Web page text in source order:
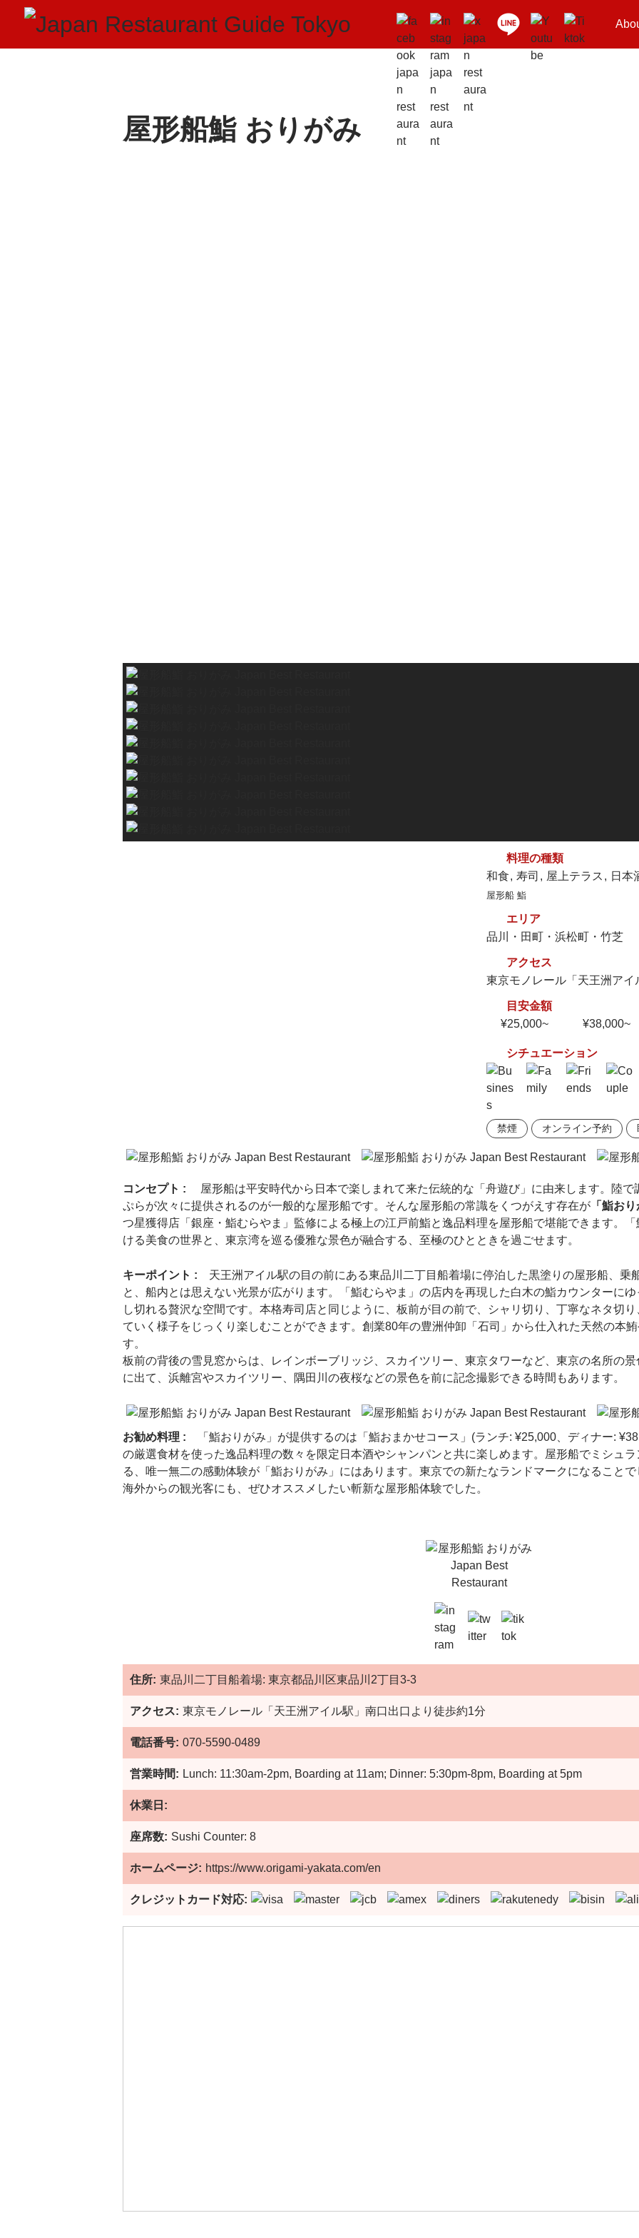
屋形船鮨 おりがみ
料理の種類
和食
寿司 屋上テラス 日本
屋形船 鮨
エリア
品川・田町・浜松町・竹芝
アクセス
東京モノレール「天王洲ア
目安金額
¥25,000~
¥38,000~
シチュエーション
禁煙 オンライン予約
コンセプト :
屋形船は平安時代から日本で楽しまれて来た伝統的な「舟遊び」に由来します。陸
ぷらが次々に提供されるのが一般的な屋形船です。そんな屋形船の常識をくつがえす存在が 「鮨お
つ星獲得店「銀座・鮨むらやま」監修による極上の江戸前鮨と逸品料理を屋形船で堪能できます。
ける美食の世界と、東京湾を巡る優雅な景色が融合する、至極のひとときを過ごせます。
キーポイント :
天王洲アイル駅の目の前にある東品川二丁目船着場に停泊した黒塗りの屋形船、乗
と、船内とは思えない光景が広がります。「鮨むらやま」の店内を再現した白木の鮨カウンターに
し切れる贅沢な空間です。本格寿司店と同じように、板前が目の前で、シャリ切り、丁寧なネタ切
ていく様子をじっくり楽しむことができます。創業80年の豊洲仲卸「石司」から仕入れた天然の本
す。
板前の背後の雪見窓からは、レインボーブリッジ、スカイツリー、東京タワーなど、東京の名所の
に出て、浜離宮やスカイツリー、隅田川の夜桜などの景色を前に記念撮影できる時間もあります。
お勧め料理 :
「鮨おりがみ」が提供するのは「鮨おまかせコース」(ランチ: ¥25,000、ディナー:
の厳選食材を使った逸品料理の数々を限定日本酒やシャンパンと共に楽しめます。屋形船でミシュ
る、唯一無二の感動体験が「鮨おりがみ」にはあります。東京での新たなランドマークになること
海外からの観光客にも、ぜひオススメしたい斬新な屋形船体験でした。
住所: 東品川二丁目船着場: 東京都品川区東品川2丁目3-3
アクセス: 東京モノレール「天王洲アイル駅」南口出口より徒歩約1分
電話番号: 070-5590-0489
営業時間: Lunch: 11:30am-2pm, Boarding at 11am; Dinner: 5:30pm-8pm, Boarding at 5pm
休業日:
座席数: Sushi Counter: 8
ホームページ: https://www.origami-yakata.com/en
クレジットカード対応: